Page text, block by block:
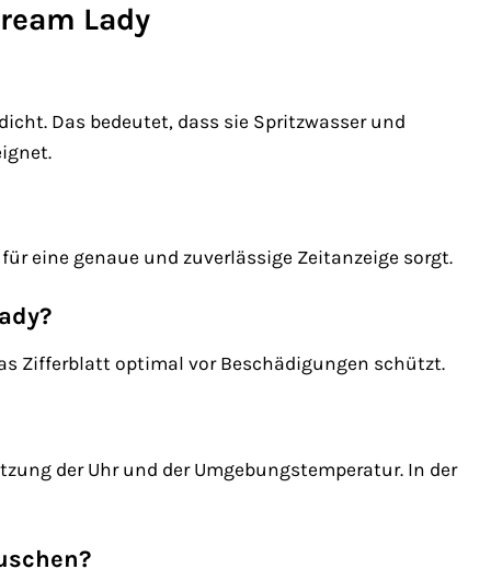
Lady
Das bedeutet, dass sie Spritzwasser und
eine genaue und zuverlässige Zeitanzeige sorgt.
Zifferblatt optimal vor Beschädigungen schützt.
der Uhr und der Umgebungstemperatur. In der